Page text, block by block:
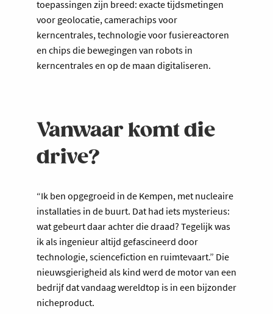
toepassingen zijn breed: exacte tijdsmetingen
voor geolocatie, camerachips voor
kerncentrales, technologie voor fusiereactoren
en chips die bewegingen van robots in
kerncentrales en op de maan digitaliseren.
Vanwaar komt die
drive?
“Ik ben opgegroeid in de Kempen, met nucleaire
installaties in de buurt. Dat had iets mysterieus:
wat gebeurt daar achter die draad? Tegelijk was
ik als ingenieur altijd gefascineerd door
technologie, sciencefiction en ruimtevaart.” Die
nieuwsgierigheid als kind werd de motor van een
bedrijf dat vandaag wereldtop is in een bijzonder
nicheproduct.